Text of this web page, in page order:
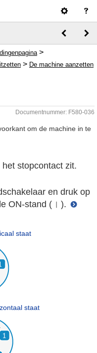
>
> De machine aanzetten
Documentnummer: F580-036
om de machine in te
stopcontact zit.
en druk op
ON-stand (
).
staat
staat